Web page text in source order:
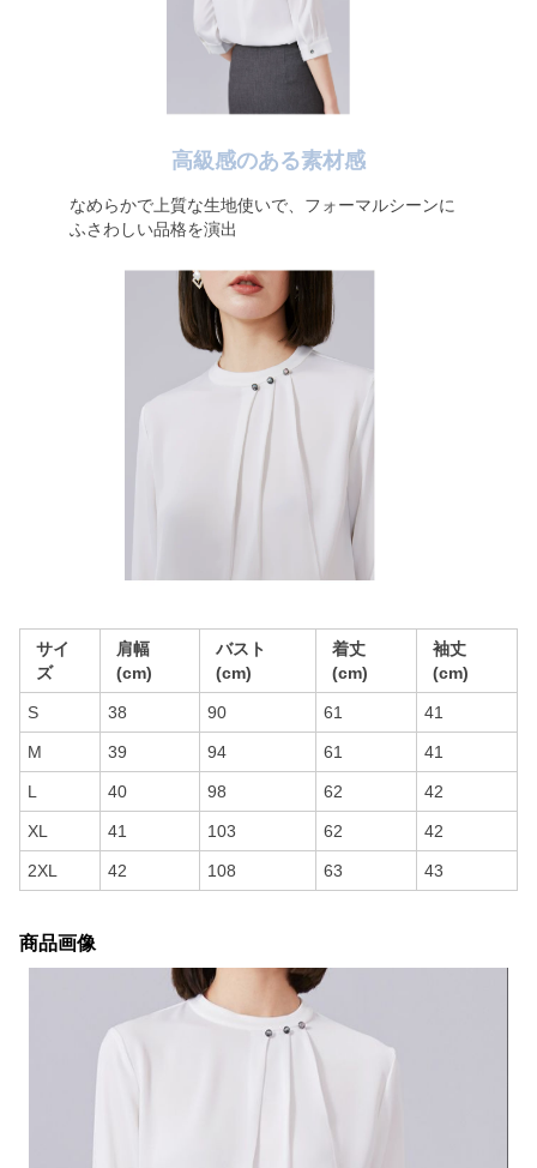
高級感のある素材感
なめらかで上質な生地使いで、フォーマルシーンに
ふさわしい品格を演出
サイ
ズ
肩幅
(cm)
バスト
(cm)
着丈
(cm)
袖丈
(cm)
S 38 90 61 41
M 39 94 61 41
L 40 98 62 42
XL 41 103 62 42
2XL 42 108 63 43
商品画像